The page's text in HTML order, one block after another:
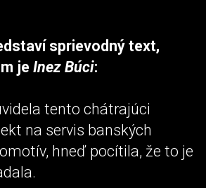
sprievodný text,
je Inez Búci:
tento chátrajúci
na servis banských
hneď pocítila, že to je